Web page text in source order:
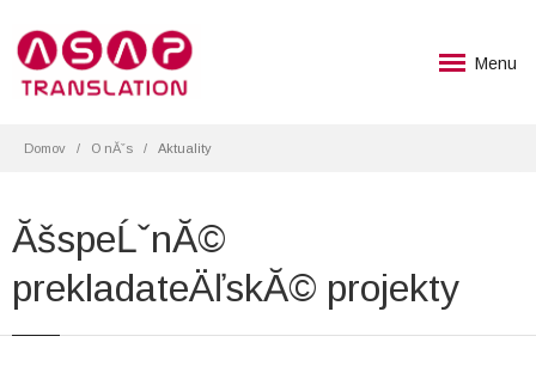
Menu
Domov O nĂˇs Aktuality
ĂšspeĹˇnĂ©
prekladateÄľskĂ© projekty